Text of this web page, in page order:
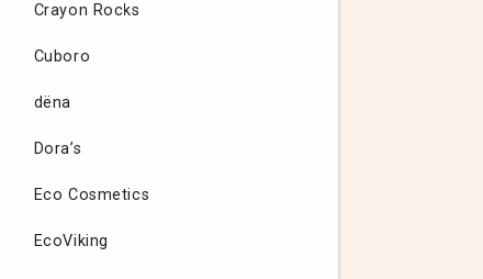
Crayon Rocks
Cuboro
dëna
Dora’s
Eco Cosmetics
EcoViking